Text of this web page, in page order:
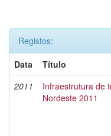
Registos:
Data
Título
2011
Infraestrutura de
Nordeste 2011